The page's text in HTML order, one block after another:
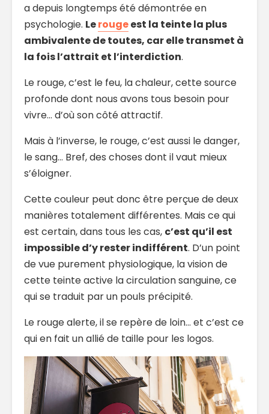
a depuis longtemps été démontrée en
psychologie. Lerougeest la teinte la plus
ambivalente de toutes, car elle transmet à
la fois l’attrait et l’interdiction.
Le rouge, c’est le feu, la chaleur, cette source
profonde dont nous avons tous besoin pour
vivre… d’où son côté attractif.
Mais à l’inverse, le rouge, c’est aussi le danger,
le sang… Bref, des choses dont il vaut mieux
s’éloigner.
Cette couleur peut donc être perçue de deux
manières totalement différentes. Mais ce qui
est certain, dans tous les cas, c’est qu’il est
impossible d’y rester indifférent. D’un point
de vue purement physiologique, la vision de
cette teinte active la circulation sanguine, ce
qui se traduit par un pouls précipité.
Le rouge alerte, il se repère de loin… et c’est ce
qui en fait un allié de taille pour les logos.